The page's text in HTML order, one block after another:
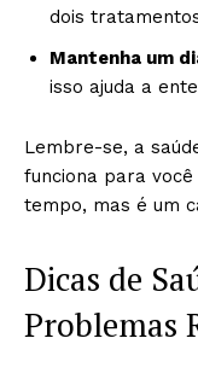
dois
Mantenha um
isso ajuda a
Lembre-se, a
funciona para
tempo, mas é um
Dicas de
Problemas